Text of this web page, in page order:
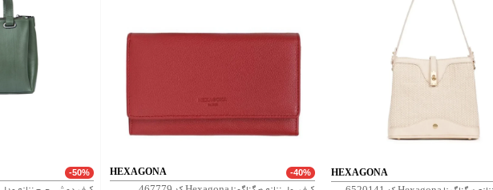
-50% HEXAGONA -40% HEXAGONA